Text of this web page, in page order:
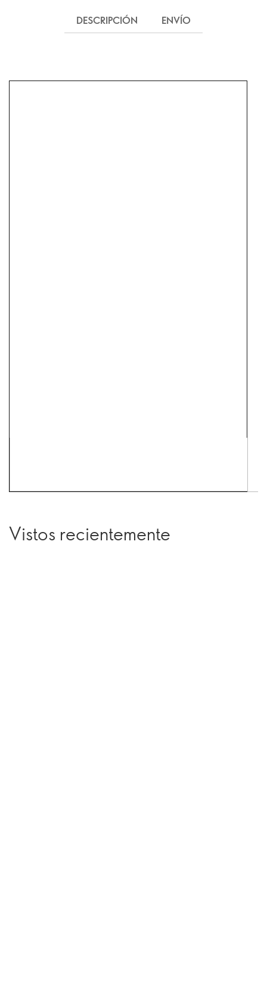
DESCRIPCIÓN ENVÍO
Vistos recientemente